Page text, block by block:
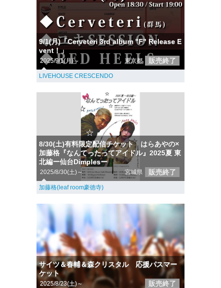
9/1(月)「Cerveteri 3rd album "F" Release E
vent！」
2025/9/1(月)～ 東京都 販売終了
LIVEHOUSE CRESCENDO
8/30(土)有料限定配信チケット はらあやの×
加藤格『なんてったってアイドル』2025夏 東
北編ー仙台Dimplesー
2025/8/30(土)～ 宮城県 販売終了
加藤格(leaf room豪徳寺)
サイツ＆春輔＆森クリスタル 応援パスマー
ケット
2025/8/23(土)～ 販売終了